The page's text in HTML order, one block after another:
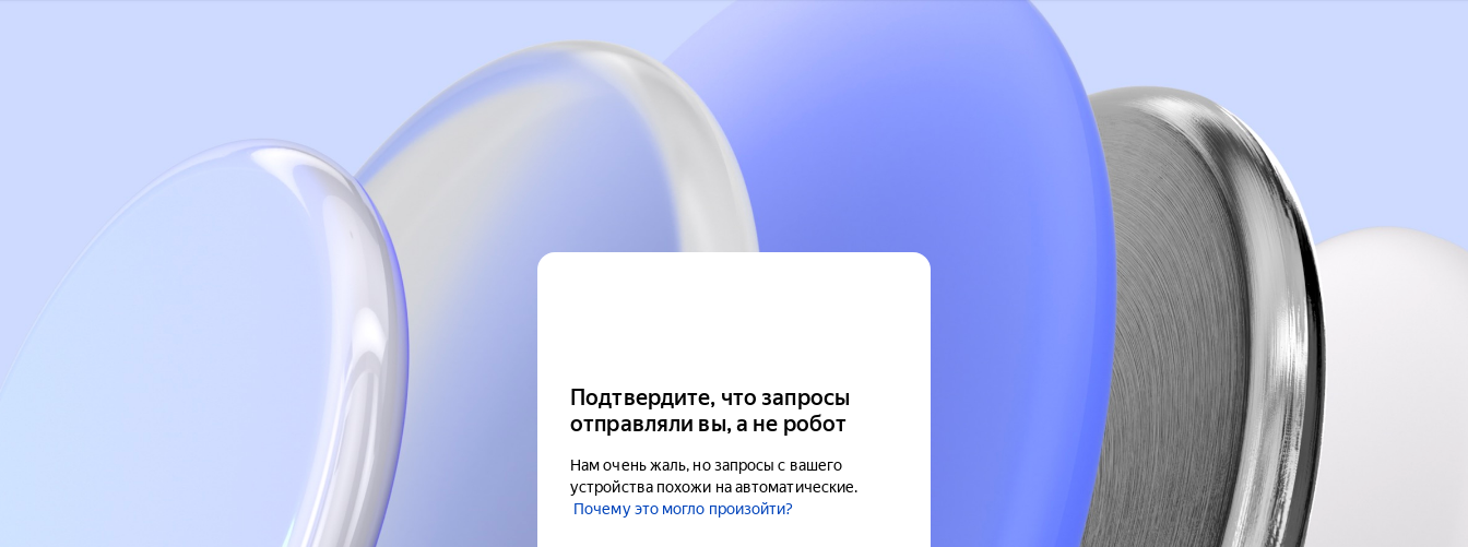
Подтвердите, что запросы
отправляли вы, а не робот
Нам очень жаль, но запросы с вашего
устройства похожи на автоматические.
Почему это могло произойти?